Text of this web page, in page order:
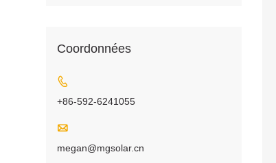
Coordonnées

+86-592-6241055

megan@mgsolar.cn